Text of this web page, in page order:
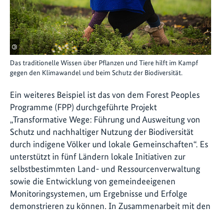
©
Das traditionelle Wissen über Pflanzen und Tiere hilft im Kampf
gegen den Klimawandel und beim Schutz der Biodiversität.
Ein weiteres Beispiel ist das von dem Forest Peoples
Programme (FPP) durchgeführte Projekt
„Transformative Wege: Führung und Ausweitung von
Schutz und nachhaltiger Nutzung der Biodiversität
durch indigene Völker und lokale Gemeinschaften“. Es
unterstützt in fünf Ländern lokale Initiativen zur
selbstbestimmten Land- und Ressourcenverwaltung
sowie die Entwicklung von gemeindeeigenen
Monitoringsystemen, um Ergebnisse und Erfolge
demonstrieren zu können. In Zusammenarbeit mit den